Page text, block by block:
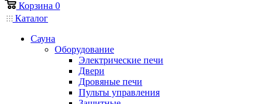
Корзина 0
Каталог
Сауна
Оборудование
Электрические печи
Двери
Дровяные печи
Пульты управления